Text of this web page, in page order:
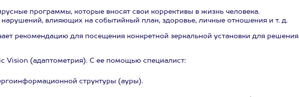
программы, которые вносят свои коррективы в жизнь человека.
влияющих на событийный план, здоровье, личные отношения и т. д.
рекомендацию для посещения конкретной зеркальной установки для решения
Vision (адаптометрия). С ее помощью специалист:
структуры (ауры).